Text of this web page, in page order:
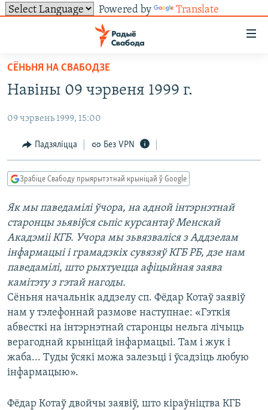
Powered by Translate
ўнівэрсальнага
доступу
Перайсьці
да
галоўнага
Перайсьці
да
галоўнай
навігацыі
Перайсьці
да
пошуку
ВІДЭА І ФОТА
ЛЮДЗІ
ЭКАНОМІКА
ВАЙНА
БЕЛАРУСЫ НА ВАЙНЕ
ПАЛІТВЯЗЬНІ
КУЛЬТУРА
КАЛЯНДАР
ТОЛЬКІ НА СВАБОДЗЕ
ТЭСТЫ
БЛОГІ
ПАДКАСТЫ
КНІГІ
АЎДЫЁКНІГІ
PREMIUM
МОВА
НА ХВАЛЯХ СВАБОДЫ
СУВЯЗЬ
АБЫСЬЦІ БЛЯКАВАНЬНЕ
ПАДПІСАЦЦА
ПАДКАСТЫ
FACEBOOK
TWITTER
САЧЫЦЕ ЗА АБНАЎЛЕНЬНЯМІ
Усе сайты РС/РСЭ
СЁНЬНЯ НА СВАБОДЗЕ
Навіны 09 чэрвеня 1999 г.
09 чэрвень 1999, 15:00
Падзяліцца Без VPN
Зрабіце Свабоду прыярытэтнай крыніцай ў Google
Як мы паведамілі ўчора, на адной інтэрнэтнай
старонцы зьявіўся сьпіс курсантаў Менскай
Акадэміі КГБ. Учора мы зьвязваліся з Аддзелам
інфармацыі і грамадзкіх сувязяў КГБ РБ, дзе нам
паведамілі, што рыхтуецца афіцыйная заява
камітэту з гэтай нагоды.
Сёньня начальнік аддзелу сп. Фёдар Котаў заявіў
нам у тэлефоннай размове наступнае: «Гэткія
абвесткі на інтэрнэтнай старонцы нельга лічыць
верагоднай крыніцай інфармацыі. Там і жук і
жаба... Туды ўсякі можа залезьці і ўсадзіць любую
інфармацыю».
Фёдар Котаў двойчы заявіў, што кіраўніцтва КГБ